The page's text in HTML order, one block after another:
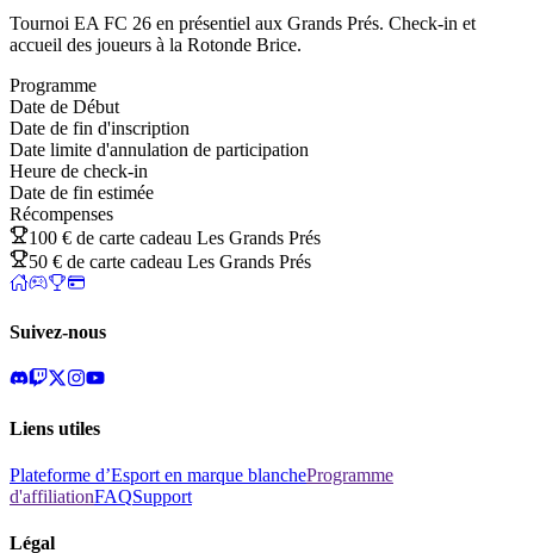
Tournoi EA FC 26 en présentiel aux Grands Prés. Check-in et
accueil des joueurs à la Rotonde Brice.
Programme
Date de Début
Date de fin d'inscription
Date limite d'annulation de participation
Heure de check-in
Date de fin estimée
Récompenses
100 € de carte cadeau Les Grands Prés
50 € de carte cadeau Les Grands Prés
Suivez-nous
Liens utiles
Plateforme d’Esport en marque blancheProgramme
d'affiliationFAQSupport
Légal